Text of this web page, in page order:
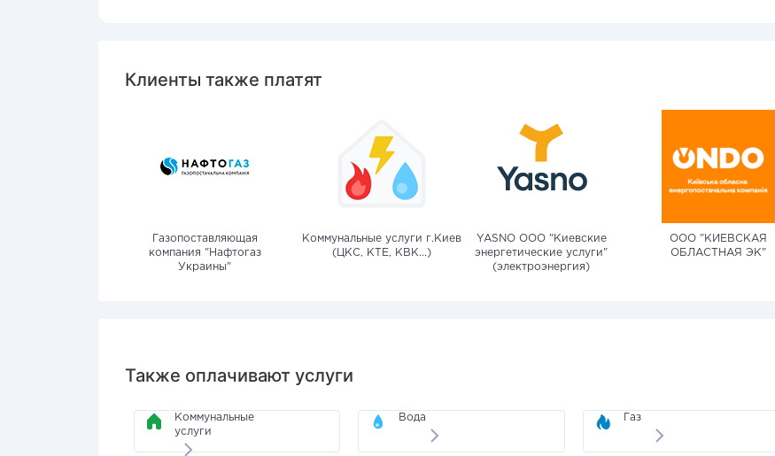
Клиенты также платят
Газопоставляющая
компания "Нафтогаз
Украины"
Коммунальные услуги г.Киев
(ЦКС, КТЕ, КВК...)
YASNO OOO "Киевские
энергетические услуги"
(электроэнергия)
ООО "КИЕВСКАЯ
ОБЛАСТНАЯ ЭК"
Также оплачивают услуги
Коммунальные
услуги
Вода Газ